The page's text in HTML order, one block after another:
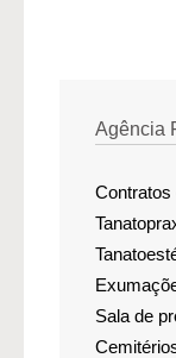
Agência
Contratos
Sala de